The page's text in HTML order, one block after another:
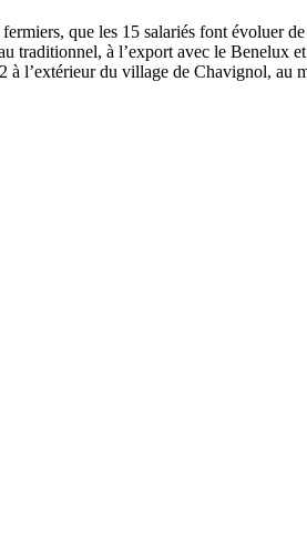
que les 15 salariés font évoluer
à l’export avec le Benelux
l’extérieur du village de Chavignol, au